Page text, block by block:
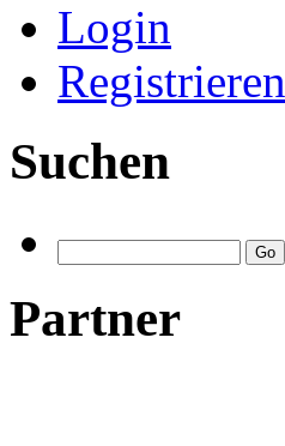
Login
Registrieren
Suchen
Partner